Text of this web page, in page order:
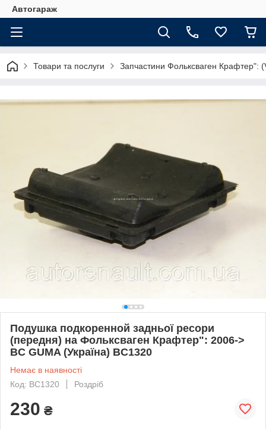
Автогараж
Товари та послуги Запчастини Фольксваген Крафтер":
Подушка подкоренной задньої ресори
(передня) на Фольксваген Крафтер": 2006->
BC GUMA (Україна) BC1320
Немає в наявності
Код: BC1320
Роздріб
230 ₴